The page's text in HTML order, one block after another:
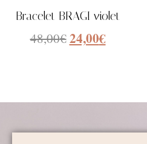
Bracelet BRAGI violet
48,00€24,00€